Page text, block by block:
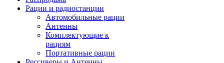
Рации и радиостанции
Автомобильные рации
Антенны
Комплектующие к
рациям
Портативные рации